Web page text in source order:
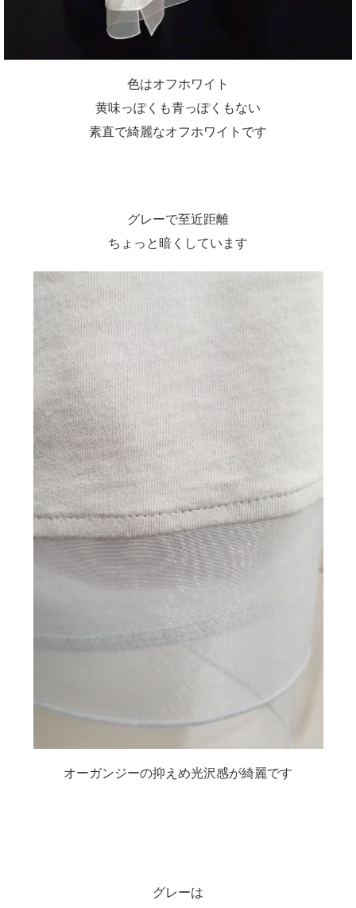
色はオフホワイト
黄味っぽくも青っぽくもない
素直で綺麗なオフホワイトです
グレーで至近距離
ちょっと暗くしています
オーガンジーの抑えめ光沢感が綺麗です
グレーは